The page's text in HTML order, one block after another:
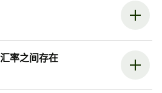
率之间存在